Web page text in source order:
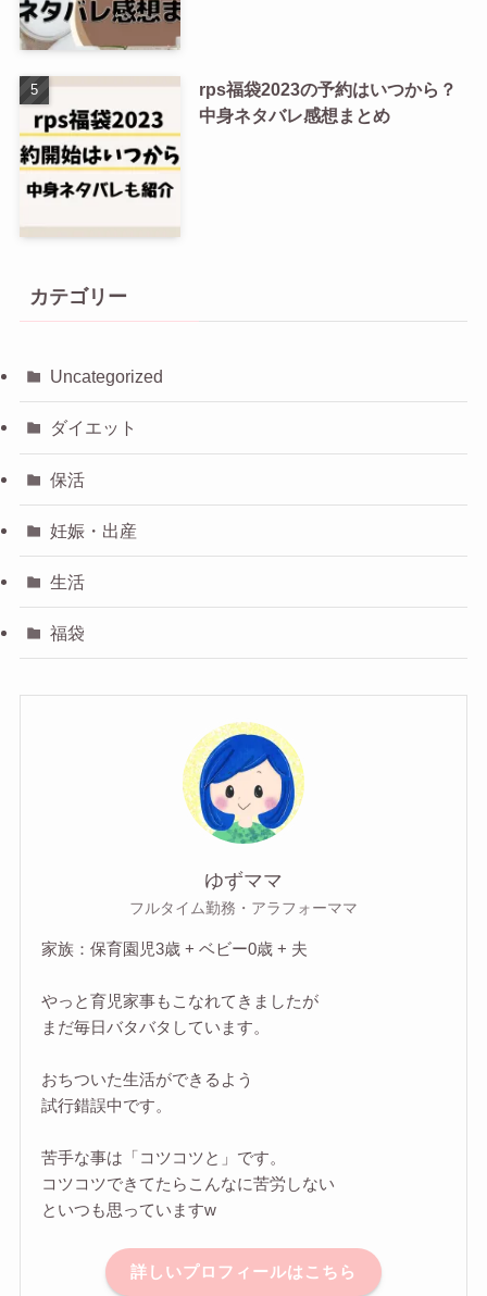
rps福袋2023の予約はいつから？
中身ネタバレ感想まとめ
カテゴリー
Uncategorized
ダイエット
保活
妊娠・出産
生活
福袋
ゆずママ
フルタイム勤務・アラフォーママ
家族：保育園児3歳 + ベビー0歳 + 夫
やっと育児家事もこなれてきましたが
まだ毎日バタバタしています。
おちついた生活ができるよう
試行錯誤中です。
苦手な事は「コツコツと」です。
コツコツできてたらこんなに苦労しない
といつも思っていますw
詳しいプロフィールはこちら